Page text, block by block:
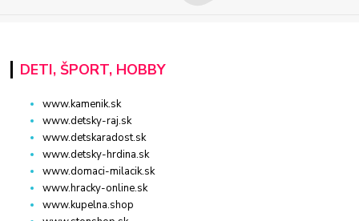
DETI, ŠPORT, HOBBY
www.kamenik.sk
www.detsky-raj.sk
www.detskaradost.sk
www.detsky-hrdina.sk
www.domaci-milacik.sk
www.hracky-online.sk
www.kupelna.shop